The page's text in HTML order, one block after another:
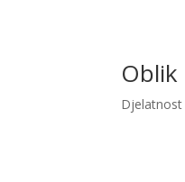
Oblik